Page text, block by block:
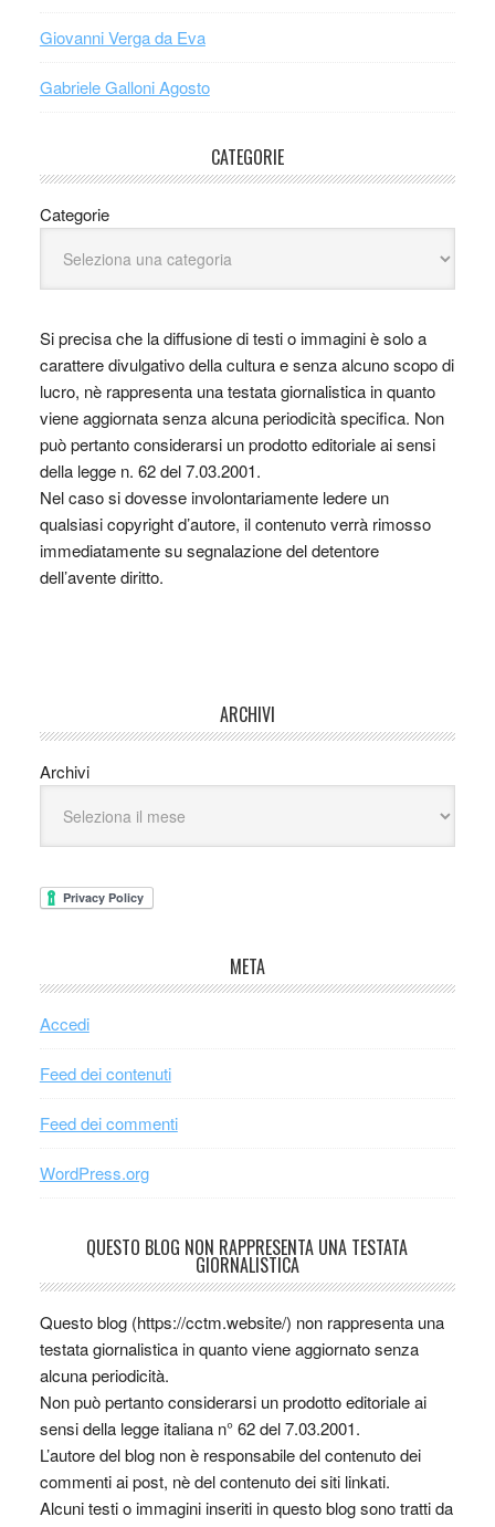
Giovanni Verga da Eva
Gabriele Galloni Agosto
CATEGORIE
Categorie
Si precisa che la diffusione di testi o immagini è solo a
carattere divulgativo della cultura e senza alcuno scopo di
lucro, nè rappresenta una testata giornalistica in quanto
viene aggiornata senza alcuna periodicità specifica. Non
può pertanto considerarsi un prodotto editoriale ai sensi
della legge n. 62 del 7.03.2001.
Nel caso si dovesse involontariamente ledere un
qualsiasi copyright d’autore, il contenuto verrà rimosso
immediatamente su segnalazione del detentore
dell’avente diritto.
ARCHIVI
Archivi
META
Accedi
Feed dei contenuti
Feed dei commenti
WordPress.org
QUESTO BLOG NON RAPPRESENTA UNA TESTATA
GIORNALISTICA
Questo blog (https://cctm.website/) non rappresenta una
testata giornalistica in quanto viene aggiornato senza
alcuna periodicità.
Non può pertanto considerarsi un prodotto editoriale ai
sensi della legge italiana n° 62 del 7.03.2001.
L’autore del blog non è responsabile del contenuto dei
commenti ai post, nè del contenuto dei siti linkati.
Alcuni testi o immagini inseriti in questo blog sono tratti da